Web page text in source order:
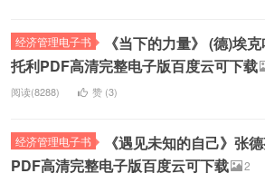
经济管理电子书
《当下的力量》 (德)埃克
托利PDF高清完整电子版百度云可下载
阅读(8288) 赞 (3)
经济管理电子书
《遇见未知的自己》张
PDF高清完整电子版百度云可下载
2